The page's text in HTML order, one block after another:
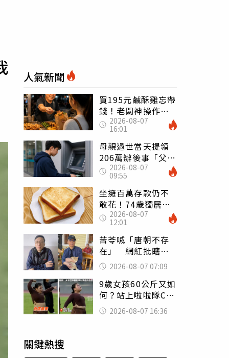
人氣新聞
買195元鹹酥雞忘帶
錢！老闆神操作
「倒找5元」 全網
看哭：這就是台灣
2026-08-07
16:01
母親過世當天提領
206萬辦後事「父子
遭判刑」 律師：
搶錢先下手是罪
2026-08-07
09:55
坐擁百萬存款仍不
敢花！74歲獨居翁
「1餐只吃1片吐
司」 半年後暴瘦
嚇壞女兒
2026-08-07
12:01
苦苓喊「唐朝不存
在」 網紅批瞎編
歷史：李白、杜甫
用鮮卑文寫詩？
2026-08-07 07:09
9歲女孩60公斤又如
何？站上啦啦隊C位
驚艷全場 千萬網
友被圈粉
2026-08-07 16:36
關鍵熱搜